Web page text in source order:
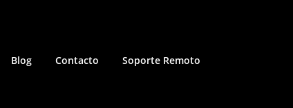
Blog Contacto Soporte Remoto